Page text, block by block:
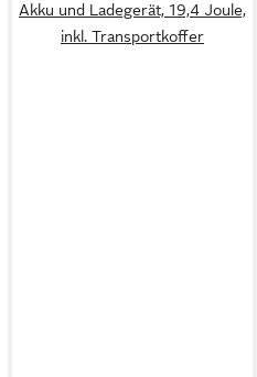
Akku und Ladegerät, 19,4 Joule,
inkl. Transportkoffer